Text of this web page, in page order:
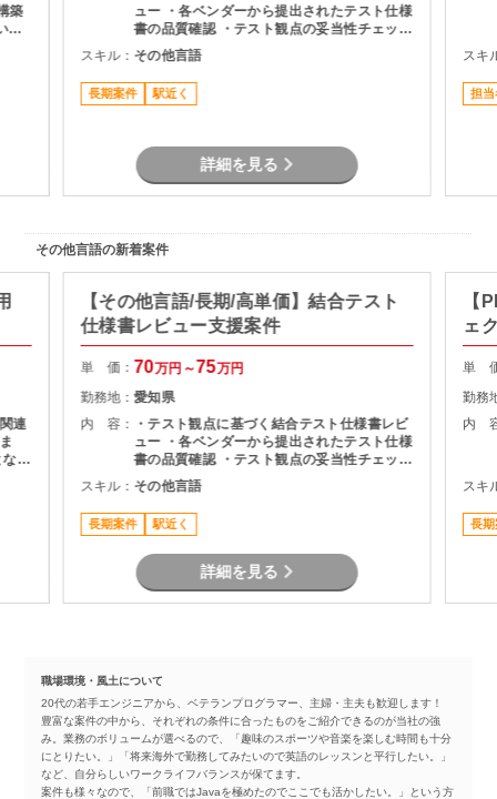
築
た
ュー ・各ベンダーから提出されたテスト仕様
書の品質確認 ・テスト観点の妥当性チェック
・指摘事項の整理およびレビュー結果のフィ
ードバック ・プロジェクト関係者との調整・
コミュニケーション
スキル： その他言語
長期案件 駅近く
詳細を見る
スキ
担当
その他言語の新着案件
連
る
【その他言語/長期/高単価】結合テスト
仕様書レビュー支援案件
単 価： 70万円～75万円
勤務地：愛知県
内 容：
・テスト観点に基づく結合テスト仕様書レビ
ュー ・各ベンダーから提出されたテスト仕様
書の品質確認 ・テスト観点の妥当性チェック
・指摘事項の整理およびレビュー結果のフィ
ードバック ・プロジェクト関係者との調整・
コミュニケーション
スキル： その他言語
長期案件 駅近く
詳細を見る
【
ェ
単
勤務
内
スキ
長期
職場環境・風土について
20代の若手エンジニアから、ベテランプログラマー、主婦・主夫も歓迎します！
豊富な案件の中から、それぞれの条件に合ったものをご紹介できるのが当社の強
み。業務のボリュームが選べるので、「趣味のスポーツや音楽を楽しむ時間も十分
にとりたい。」「将来海外で勤務してみたいので英語のレッスンと平行したい。」
など、自分らしいワークライフバランスが保てます。
案件も様々なので、「前職ではJavaを極めたのでここでも活かしたい。」という方